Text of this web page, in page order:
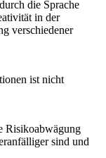
die Sprache
in der
verschiedener
ist nicht
Risikoabwägung
sind und